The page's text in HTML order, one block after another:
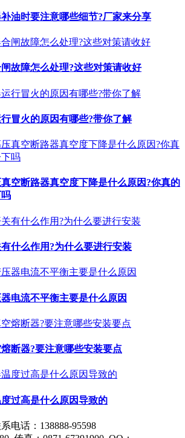
油时要注意哪些细节?厂家来分享
故障怎么处理?这些对策请收好
冒火的原因有哪些?带你了解
空断路器真空度下降是什么原因?你真的
什么作用?为什么要进行安装
电流不平衡主要是什么原因
断器?要注意哪些安装要点
过高是什么原因导致的
电话：138888-95598